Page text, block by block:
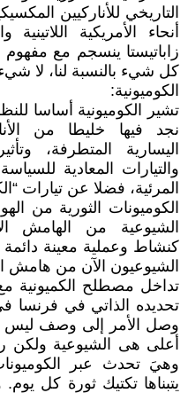
التاريخي للأناركيين
أنحاء الأمريكية
زاباتيستا ينسجم مع مفهوم
كل شيء بالنسبة لنا، لا
الكوميونية:
تشير الكوميونية أساسا
نجد فيها خليطا من
اليسارية المتطرفة،
والتيارات المعادية
المرئية، فضلا عن تيارات
الكوميونات الثورية من
الشيوعية من الهامش
كنشاط وعملية معينة
الشيوعيون الآن من هامش
تداخل مصطلح الكميونية
وصل الأمر إلى وصف ليس
أعلى هى الشيوعية ولكن
وهيَ تحدث عبر